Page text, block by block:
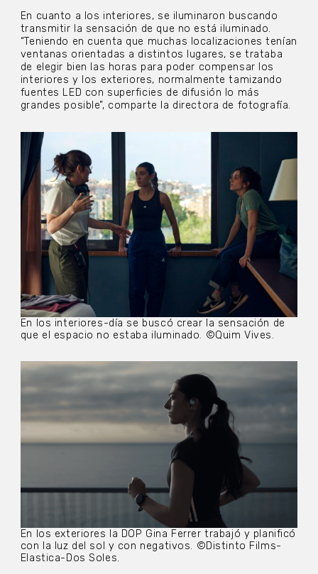
En cuanto a los interiores, se iluminaron buscando
transmitir la sensación de que no está iluminado.
“Teniendo en cuenta que muchas localizaciones tenían
ventanas orientadas a distintos lugares, se trataba
de elegir bien las horas para poder compensar los
interiores y los exteriores, normalmente tamizando
fuentes LED con superficies de difusión lo más
grandes posible”, comparte la directora de fotografía.
En los interiores-día se buscó crear la sensación de
que el espacio no estaba iluminado. ©Quim Vives.
En los exteriores la DOP Gina Ferrer trabajó y planificó
con la luz del sol y con negativos. ©Distinto Films-
Elastica-Dos Soles.